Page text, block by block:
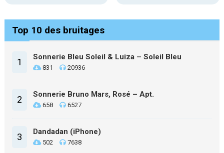
Top 10 des bruitages
1 Sonnerie Bleu Soleil & Luiza – Soleil Bleu
831 20936
2 Sonnerie Bruno Mars, Rosé – Apt.
658 6527
3 Dandadan (iPhone)
502 7638